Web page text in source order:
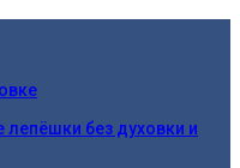
без духовки и